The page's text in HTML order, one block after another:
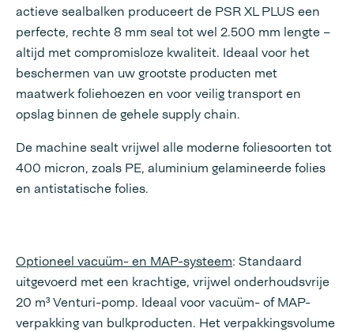
actieve sealbalken produceert de PSR XL PLUS een
perfecte, rechte 8 mm seal tot wel 2.500 mm lengte –
altijd met compromisloze kwaliteit. Ideaal voor het
beschermen van uw grootste producten met
maatwerk foliehoezen en voor veilig transport en
opslag binnen de gehele supply chain.
De machine sealt vrijwel alle moderne foliesoorten tot
400 micron, zoals PE, aluminium gelamineerde folies
en antistatische folies.
Optioneel vacuüm- en MAP-systeem: Standaard
uitgevoerd met een krachtige, vrijwel onderhoudsvrije
20 m³ Venturi-pomp. Ideaal voor vacuüm- of MAP-
verpakking van bulkproducten. Het verpakkingsvolume